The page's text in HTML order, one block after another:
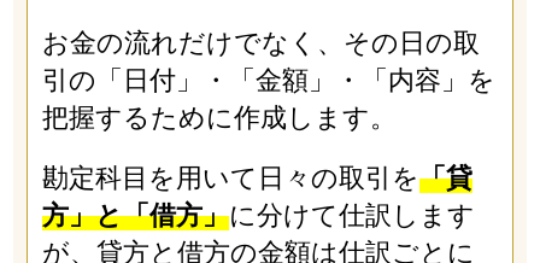
お金の流れだけでなく、その日の取
引の「日付」・「金額」・「内容」を
把握するために作成します。
勘定科目を用いて日々の取引を「貸
方」と「借方」に分けて仕訳します
が、貸方と借方の金額は仕訳ごとに